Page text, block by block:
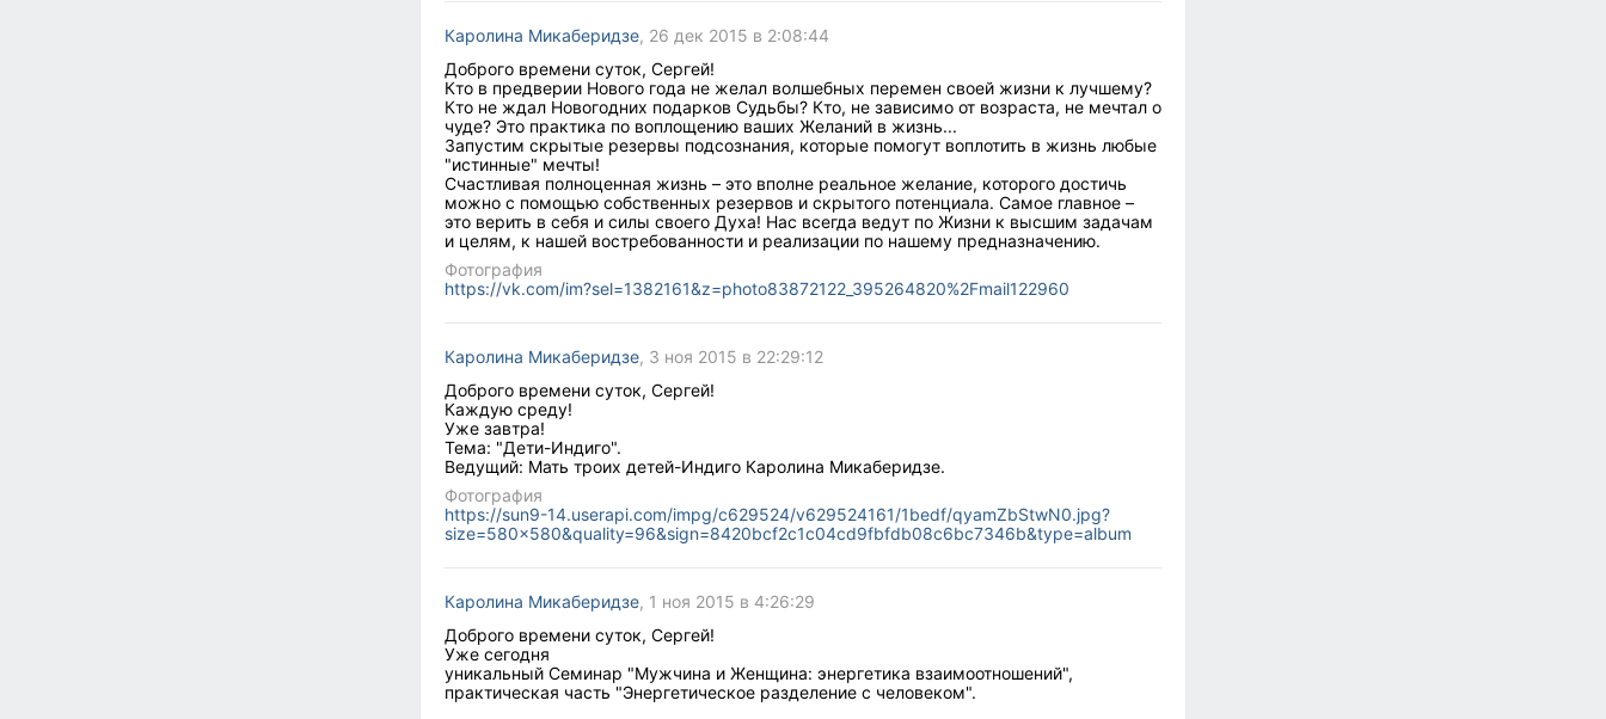
Каролина Микаберидзе, 26 дек 2015 в 2:08:44
Доброго времени суток, Сергей!
Кто в предверии Нового года не желал волшебных перемен своей жизни к лучшему?
Кто не ждал Новогодних подарков Судьбы? Кто, не зависимо от возраста, не мечтал о
чуде? Это практика по воплощению ваших Желаний в жизнь...
Запустим скрытые резервы подсознания, которые помогут воплотить в жизнь любые
"истинные" мечты!
Счастливая полноценная жизнь – это вполне реальное желание, которого достичь
можно с помощью собственных резервов и скрытого потенциала. Самое главное –
это верить в себя и силы своего Духа! Нас всегда ведут по Жизни к высшим задачам
и целям, к нашей востребованности и реализации по нашему предназначению.
Фотография
https://vk.com/im?sel=1382161&z=photo83872122_395264820%2Fmail122960
Каролина Микаберидзе, 3 ноя 2015 в 22:29:12
Доброго времени суток, Сергей!
Каждую среду!
Уже завтра!
Тема: "Дети-Индиго".
Ведущий: Мать троих детей-Индиго Каролина Микаберидзе.
Фотография
https://sun9-14.userapi.com/impg/c629524/v629524161/1bedf/qyamZbStwN0.jpg?
size=580x580&quality=96&sign=8420bcf2c1c04cd9fbfdb08c6bc7346b&type=album
Каролина Микаберидзе, 1 ноя 2015 в 4:26:29
Доброго времени суток, Сергей!
Уже сегодня
уникальный Семинар "Мужчина и Женщина: энергетика взаимоотношений",
практическая часть "Энергетическое разделение с человеком".